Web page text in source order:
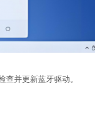
并更新蓝牙驱动。